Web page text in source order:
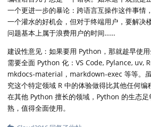
一个更进一步的暴论：跨语言互操作这件事情
一个灌水的好机会，但对于终端用户，要解决
问题基本上属于浪费用户的时间……
建设性意见：如果要用 Python，那就趁早使
需要全面 Python 化：VS Code, Pylance, uv,
mkdocs-material，markdown-exec 等等。
究这个特定领域 R 中的体验做得比其他任何编
在其他 Python 擅长的领域，Python 的生态
熟，值得全面使用。